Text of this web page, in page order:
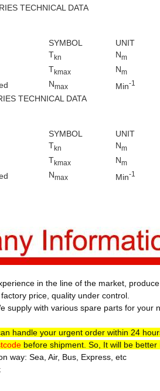
TECHNICAL DATA
SYMBOL
UNIT
Tkn Nm
Tkmax Nm
Nmax Min-1
TECHNICAL DATA
SYMBOL
UNIT
Tkn Nm
Tkmax Nm
Nmax Min-1
in the line of the market,
price, quality under control.
supply with various spare parts for
handle your urgent order within 24
before shipment. So, It will be
way: Sea, Air, Bus, Express, etc